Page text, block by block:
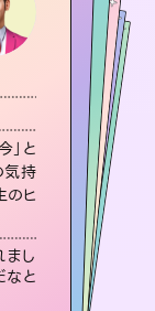
」と
気持
のヒ
し
なと
ど
や片
りた
とを
す。
や濁
の気
など
最古の
せへ向
にも具
定して
りまし
縁 など
解き恋愛成就へと導きます。
りに行
ありが
）
ど
肢があり
ているあな
の未来を
す。
心など
対策が
代）
差 など
の報告実績
超の施術経
で、より良
かもこち
ていらっ
性）